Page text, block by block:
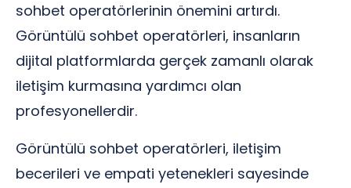
sohbet operatörlerinin önemini artırdı.
Görüntülü sohbet operatörleri, insanların
dijital platformlarda gerçek zamanlı olarak
iletişim kurmasına yardımcı olan
profesyonellerdir.
Görüntülü sohbet operatörleri, iletişim
becerileri ve empati yetenekleri sayesinde